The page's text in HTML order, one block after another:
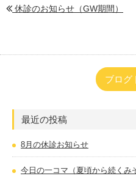
休診のお知らせ（GW期間）
ブログ
最近の投稿
8月の休診お知らせ
今日の一コマ（夏頃から続くみ